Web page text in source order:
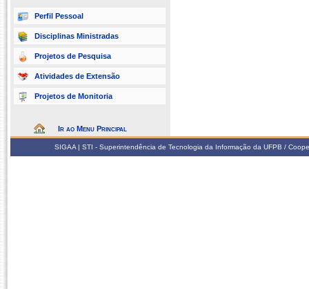
Perfil Pessoal
Disciplinas Ministradas
Projetos de Pesquisa
Atividades de Extensão
Projetos de Monitoria
Ir ao Menu Principal
SIGAA | STI - Superintendência de Tecnologia da Informação da UFPB /